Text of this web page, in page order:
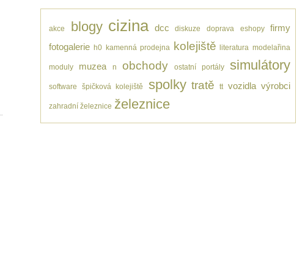
akce blogy cizina dcc diskuze doprava eshopy
firmy
fotogalerie h0 kamenná prodejna kolejiště literatura modelařina
moduly muzea n obchody ostatní portály simulátory
software špičková kolejiště spolky tratě tt vozidla výrobci
zahradní železnice železnice